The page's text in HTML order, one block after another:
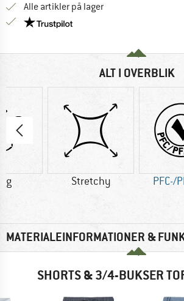
Alle artikler på lager
Vi er Trustpilot-certificeret
ALT I OVERBLIK
g Stretchy PFC-/
MATERIALEINFORMATIONER &
SHORTS & 3/4-BUKSER